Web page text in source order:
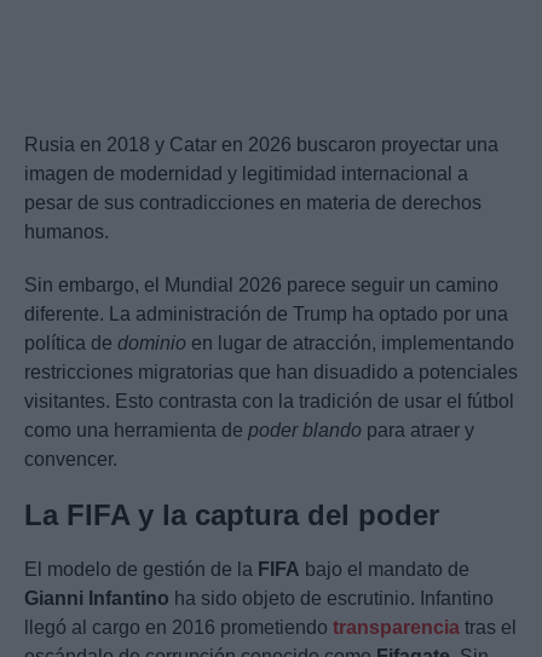
Rusia en 2018 y Catar en 2026 buscaron proyectar una
imagen de modernidad y legitimidad internacional a
pesar de sus contradicciones en materia de derechos
humanos.
Sin embargo, el Mundial 2026 parece seguir un camino
diferente. La administración de Trump ha optado por una
política de dominio en lugar de atracción, implementando
restricciones migratorias que han disuadido a potenciales
visitantes. Esto contrasta con la tradición de usar el fútbol
como una herramienta de poder blando para atraer y
convencer.
La FIFA y la captura del poder
El modelo de gestión de la FIFA bajo el mandato de
Gianni Infantino ha sido objeto de escrutinio. Infantino
llegó al cargo en 2016 prometiendo transparencia tras el